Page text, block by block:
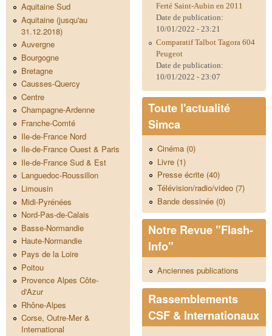
Aquitaine Sud
Aquitaine (jusqu'au
31.12.2018)
Auvergne
Bourgogne
Bretagne
Causses-Quercy
Centre
Champagne-Ardenne
Franche-Comté
Ile-de-France Nord
Ile-de-France Ouest & Paris
Ile-de-France Sud & Est
Languedoc-Roussillon
Limousin
Midi-Pyrénées
Nord-Pas-de-Calais
Basse-Normandie
Haute-Normandie
Pays de la Loire
Poitou
Provence Alpes Côte-
d'Azur
Rhône-Alpes
Corse, Outre-Mer &
International
Ferté Saint-Aubin en 2011
Date de publication:
10/01/2022 - 23:21
Comparatif Talbot Tagora 604
Peugeot
Date de publication:
10/01/2022 - 23:07
Toute l'actualité
Simca
Cinéma (0)
Livre (1)
Presse écrite (40)
Télévision/radio/video (7)
Bande dessinée (0)
Notre Revue "Flash-
Info"
Anciennes publications
Rassemblements
CSF & Internationaux